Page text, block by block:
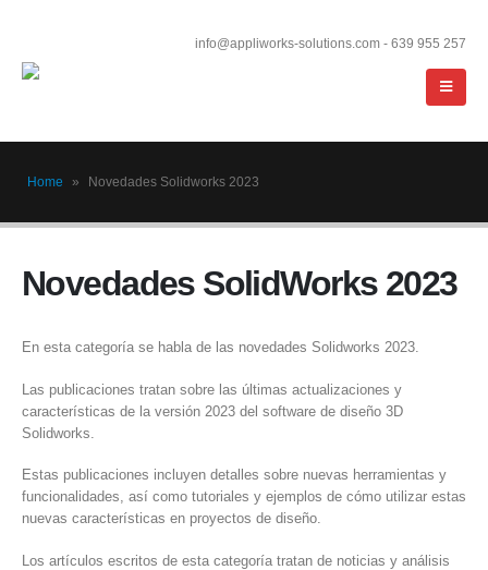
info@appliworks-solutions.com - 639 955 257
Home » Novedades Solidworks 2023
Novedades SolidWorks 2023
En esta categoría se habla de las novedades Solidworks 2023.
Las publicaciones tratan sobre las últimas actualizaciones y
características de la versión 2023 del software de diseño 3D
Solidworks.
Estas publicaciones incluyen detalles sobre nuevas herramientas y
funcionalidades, así como tutoriales y ejemplos de cómo utilizar estas
nuevas características en proyectos de diseño.
Los artículos escritos de esta categoría tratan de noticias y análisis